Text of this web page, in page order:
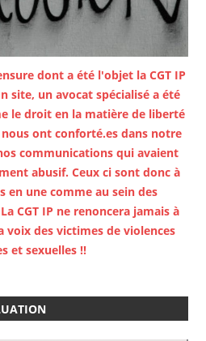
dont a été l'objet la CGT IP
site, un avocat spécialisé a été
le droit en la matière de liberté
ont conforté.es dans notre
communications qui avaient
abusif. Ceux ci sont donc à
en une comme au sein des
CGT IP ne renoncera jamais à
voix des victimes de violences
et sexuelles !!